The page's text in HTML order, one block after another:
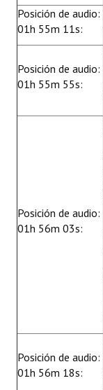
Posición de audio:
01h 55m 11s:
Posición de audio:
01h 55m 55s:
Posición de audio:
01h 56m 03s:
Posición de audio:
01h 56m 18s: